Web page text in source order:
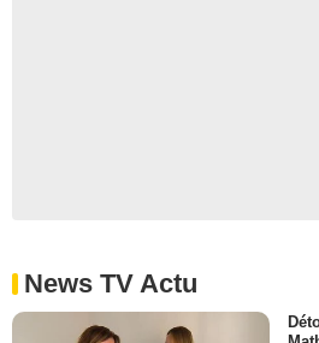
News TV Actu